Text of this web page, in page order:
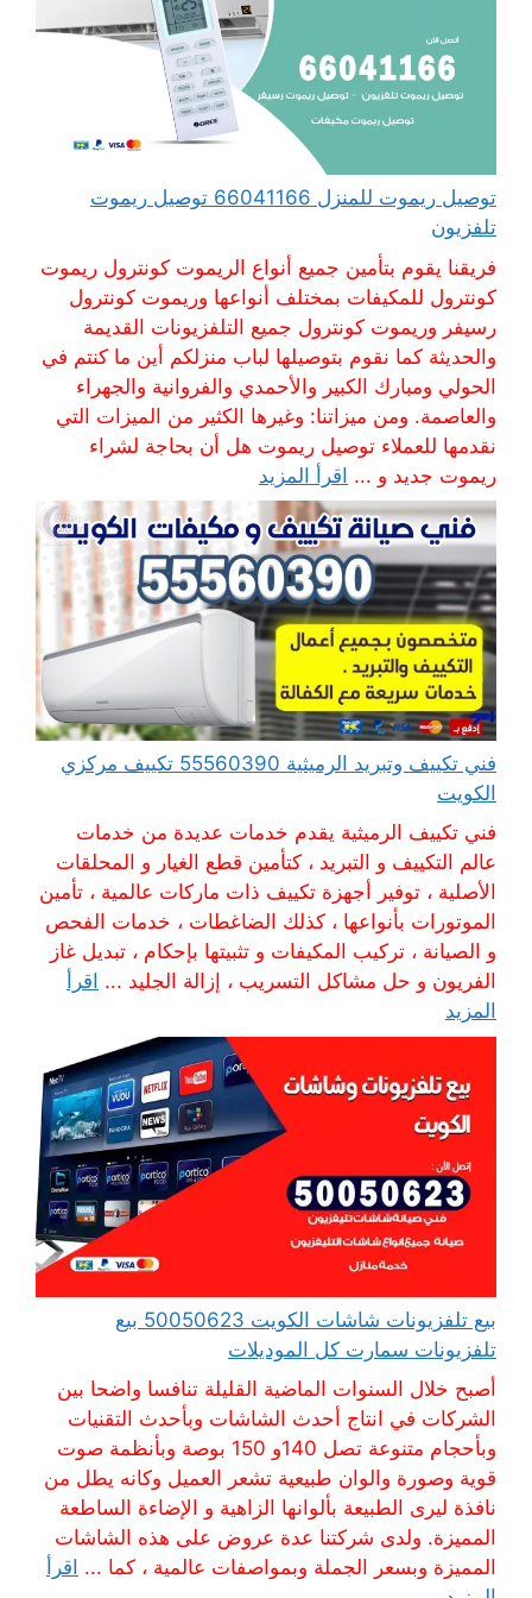
توصيل ريموت للمنزل 66041166 توصيل ريموت
تلفزيون
فريقنا يقوم بتأمين جميع أنواع الريموت كونترول ريموت
كونترول للمكيفات بمختلف أنواعها وريموت كونترول
رسيفر وريموت كونترول جميع التلفزيونات القديمة
والحديثة كما نقوم بتوصيلها لباب منزلكم أين ما كنتم في
الحولي ومبارك الكبير والأحمدي والفروانية والجهراء
والعاصمة. ومن ميزاتنا: وغيرها الكثير من الميزات التي
نقدمها للعملاء توصيل ريموت هل أن بحاجة لشراء
ريموت جديد و ... اقرأ المزيد
فني تكييف وتبريد الرميثية 55560390 تكييف مركزي
الكويت
فني تكييف الرميثية يقدم خدمات عديدة من خدمات
عالم التكييف و التبريد ، كتأمين قطع الغيار و المحلقات
الأصلية ، توفير أجهزة تكييف ذات ماركات عالمية ، تأمين
الموتورات بأنواعها ، كذلك الضاغطات ، خدمات الفحص
و الصيانة ، تركيب المكيفات و تثبيتها بإحكام ، تبديل غاز
الفريون و حل مشاكل التسريب ، إزالة الجليد ... اقرأ
المزيد
بيع تلفزيونات شاشات الكويت 50050623 بيع
تلفزيونات سمارت كل الموديلات
أصبح خلال السنوات الماضية القليلة تنافسا واضحا بين
الشركات في انتاج أحدث الشاشات وبأحدث التقنيات
وبأحجام متنوعة تصل 140و 150 بوصة وبأنظمة صوت
قوية وصورة والوان طبيعية تشعر العميل وكانه يطل من
نافذة ليرى الطبيعة بألوانها الزاهية و الإضاءة الساطعة
المميزة. ولدى شركتنا عدة عروض على هذه الشاشات
المميزة وبسعر الجملة وبمواصفات عالمية ، كما ... اقرأ